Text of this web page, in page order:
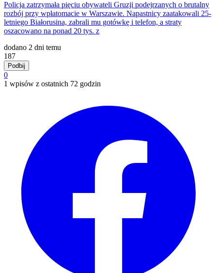
Policja zatrzymała pięciu obywateli Gruzji podejrzanych o brutalny
rozbój przy wpłatomacie w Warszawie. Napastnicy zaatakowali 25-
letniego Białorusina, zabrali mu gotówkę i telefon, a straty
oszacowano na ponad 20 tys. z
dodano 2 dni temu
187
Podbij
0
1 wpisów z ostatnich 72 godzin